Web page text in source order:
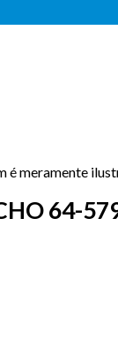
é meramente
64-